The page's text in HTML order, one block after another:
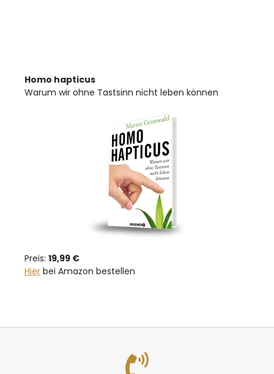
Homo hapticus
Warum wir ohne Tastsinn nicht leben können
Preis: 19,99 €
Hier bei Amazon bestellen